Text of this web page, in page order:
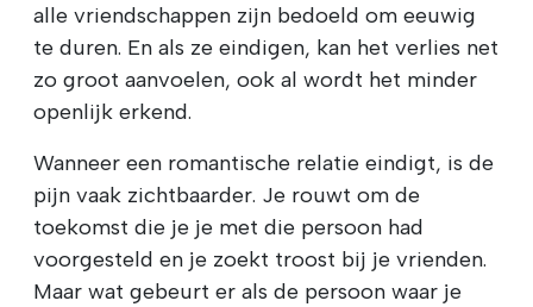
alle vriendschappen zijn bedoeld om eeuwig
te duren. En als ze eindigen, kan het verlies net
zo groot aanvoelen, ook al wordt het minder
openlijk erkend.
Wanneer een romantische relatie eindigt, is de
pijn vaak zichtbaarder. Je rouwt om de
toekomst die je je met die persoon had
voorgesteld en je zoekt troost bij je vrienden.
Maar wat gebeurt er als de persoon waar je